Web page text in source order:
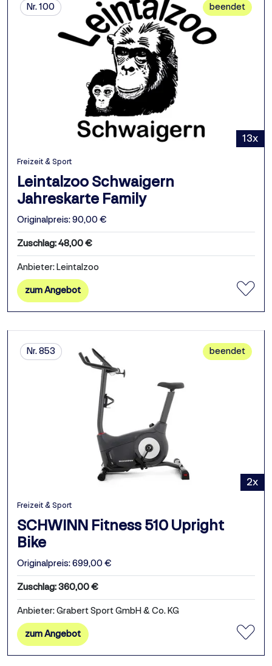
Nr. 100
13x
beendet
Freizeit & Sport
Leintalzoo Schwaigern
Jahreskarte Family
Originalpreis: 90,00 €
Zuschlag: 48,00 €
Anbieter: Leintalzoo
zum Angebot
Nr. 853
2x
beendet
Freizeit & Sport
SCHWINN Fitness 510 Upright
Bike
Originalpreis: 699,00 €
Zuschlag: 360,00 €
Anbieter: Grabert Sport GmbH & Co. KG
zum Angebot